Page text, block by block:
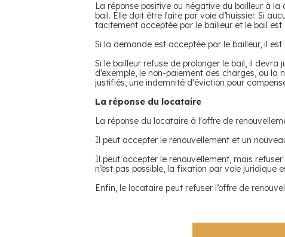
La réponse positive ou négative du bailleur à la
bail. Elle doit être faite par voie d’huissier. Si
tacitement acceptée par le bailleur et le bail est
Si la demande est acceptée par le bailleur, il
Si le bailleur refuse de prolonger le bail, il
d’exemple, le non-paiement des charges, ou
justifiés, une indemnité d'éviction pour
La réponse du locataire
La réponse du locataire à l'offre de
Il peut accepter le renouvellement et un
Il peut accepter le renouvellement, mais
n’est pas possible, la fixation par voie juridique
Enfin, le locataire peut refuser l’offre de